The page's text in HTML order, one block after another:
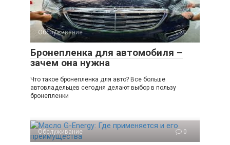
Обслуживание 0
Бронепленка для автомобиля –
зачем она нужна
Что такое бронепленка для авто? Все больше
автовладельцев сегодня делают выбор в пользу
бронепленки
Обслуживание 0